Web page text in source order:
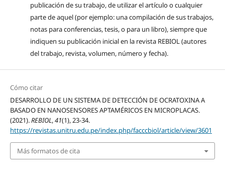
publicación de su trabajo, de utilizar el artículo o cualquier
parte de aquel (por ejemplo: una compilación de sus trabajos,
notas para conferencias, tesis, o para un libro), siempre que
indiquen su publicación inicial en la revista REBIOL (autores
del trabajo, revista, volumen, número y fecha).
Cómo citar
DESARROLLO DE UN SISTEMA DE DETECCIÓN DE OCRATOXINA A
BASADO EN NANOSENSORES APTAMÉRICOS EN MICROPLACAS.
(2021).REBIOL,41(1), 23-34.
https://revistas.unitru.edu.pe/index.php/facccbiol/article/view/3601
Más formatos de cita